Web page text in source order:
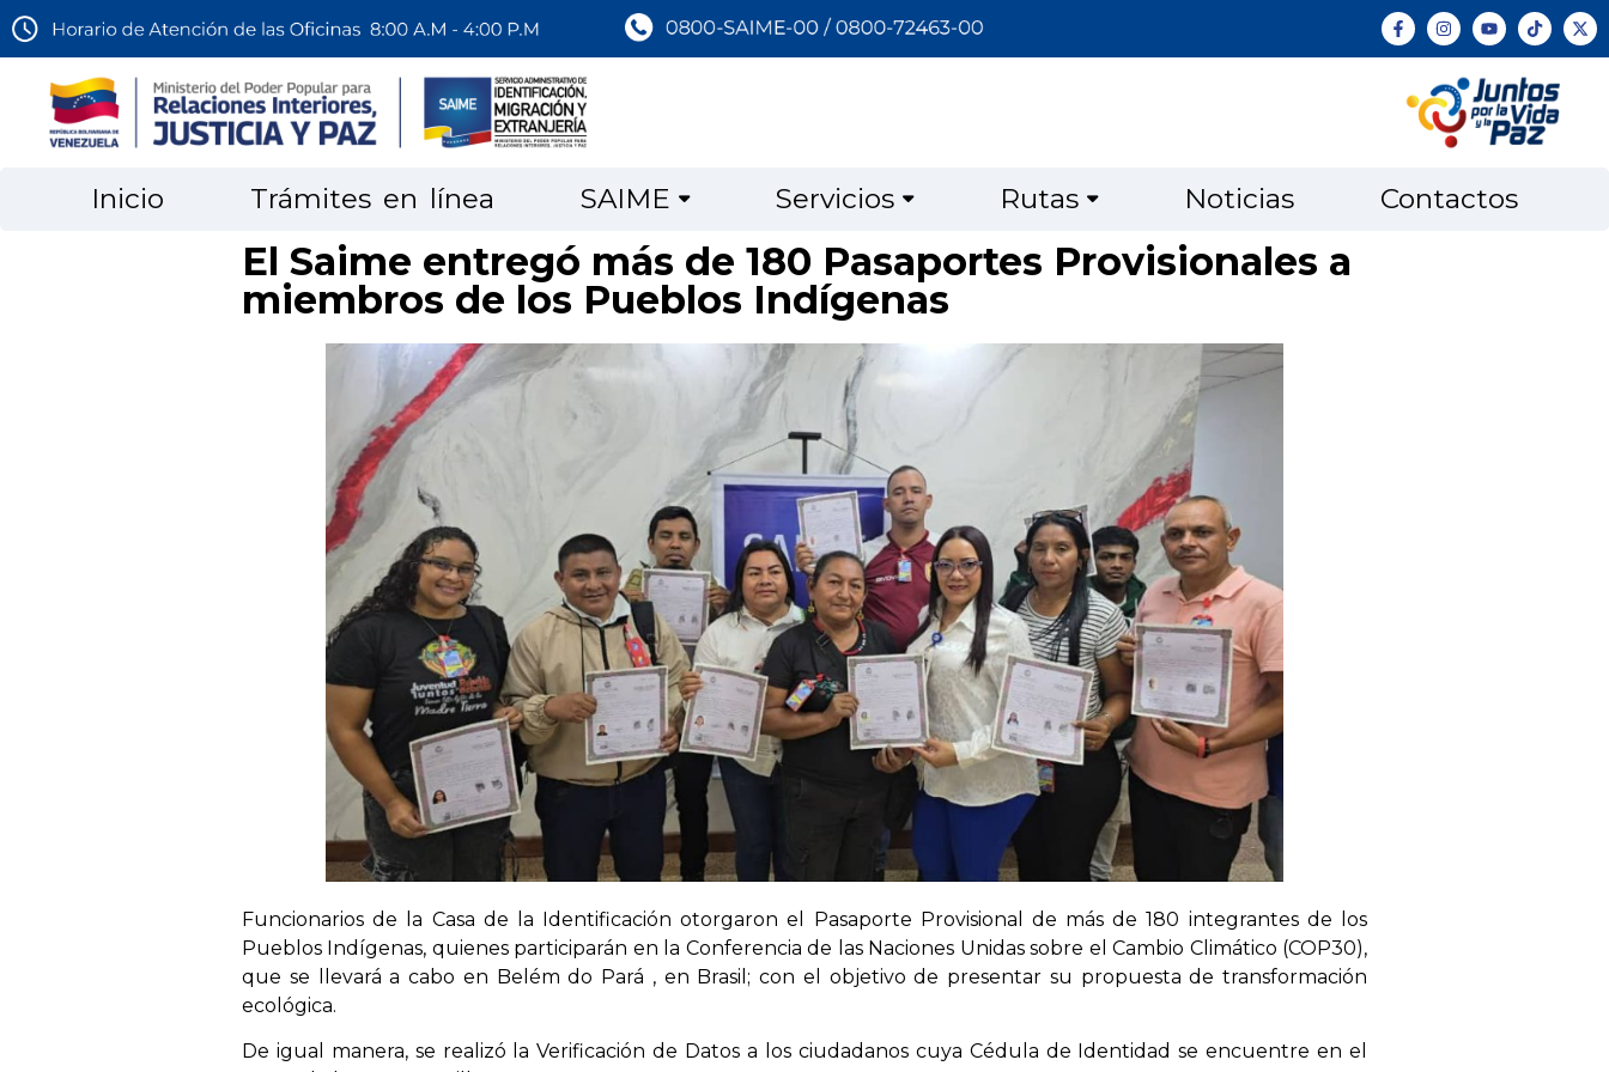
Inicio Trámites en línea SAIME Servicios Rutas Noticias Contactos
El Saime entregó más de 180 Pasaportes Provisionales a
miembros de los Pueblos Indígenas
Funcionarios de la Casa de la Identificación otorgaron el Pasaporte Provisional de más de 180 integrantes de los
Pueblos Indígenas, quienes participarán en la Conferencia de las Naciones Unidas sobre el Cambio Climático (COP30),
que se llevará a cabo en Belém do Pará , en Brasil; con el objetivo de presentar su propuesta de transformación
ecológica.
De igual manera, se realizó la Verificación de Datos a los ciudadanos cuya Cédula de Identidad se encuentre en el